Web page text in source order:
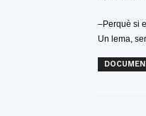
–Perquè si
Un lema,